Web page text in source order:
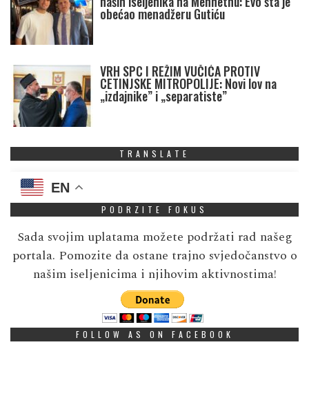
obećao menadžeru Gutiću
VRH SPC I REŽIM VUČIĆA PROTIV
CETINJSKE MITROPOLIJE: Novi lov na
„izdajnike” i „separatiste”
TRANSLATE
EN
PODRZITE FOKUS
Sada svojim uplatama možete podržati rad našeg
portala. Pomozite da ostane trajno svjedočanstvo o
našim iseljenicima i njihovim aktivnostima!
FOLLOW AS ON FACEBOOK